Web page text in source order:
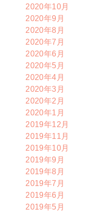
2020年10月
2020年9月
2020年8月
2020年7月
2020年6月
2020年5月
2020年4月
2020年3月
2020年2月
2020年1月
2019年12月
2019年11月
2019年10月
2019年9月
2019年8月
2019年7月
2019年6月
2019年5月